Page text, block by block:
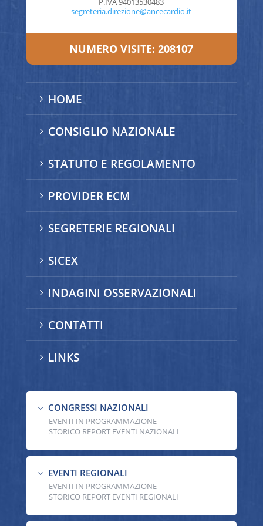
segreteria.direzione@ancecardio.it
NUMERO VISITE:208107
5 HOME
5 CONSIGLIO NAZIONALE
5 STATUTO E REGOLAMENTO
5 PROVIDER ECM
5 SEGRETERIE REGIONALI
5 SICEX
5 INDAGINI OSSERVAZIONALI
5 CONTATTI
5 LINKS
3 CONGRESSI NAZIONALI
EVENTI IN PROGRAMMAZIONE
STORICO REPORT EVENTI NAZIONALI
3 EVENTI REGIONALI
EVENTI IN PROGRAMMAZIONE
STORICO REPORT EVENTI REGIONALI